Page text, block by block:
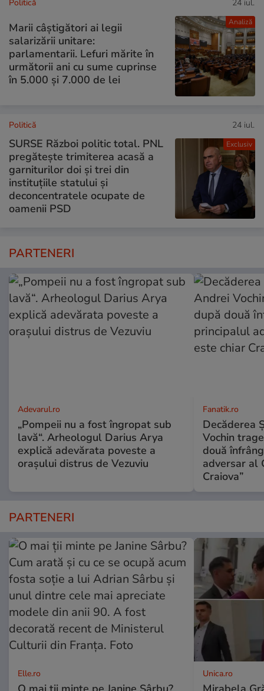
Analiză
Politică 24 iul.
Marii câștigători ai legii
salarizării unitare:
parlamentarii. Lefuri mărite în
următorii ani cu sume cuprinse
în 5.000 și 7.000 de lei
Exclusiv
Politică 24 iul.
SURSE Război politic total. PNL
pregătește trimiterea acasă a
garniturilor doi și trei din
instituțiile statului și
deconcentratele ocupate de
oamenii PSD
PARTENERI
Adevarul.ro
„Pompeii nu a fost îngropat sub
lavă“. Arheologul Darius Arya
explică adevărata poveste a
orașului distrus de Vezuviu
Fanatik.ro
Decăderea
Vochin
două
adversar al
Craiova”
PARTENERI
Elle.ro Unica.ro